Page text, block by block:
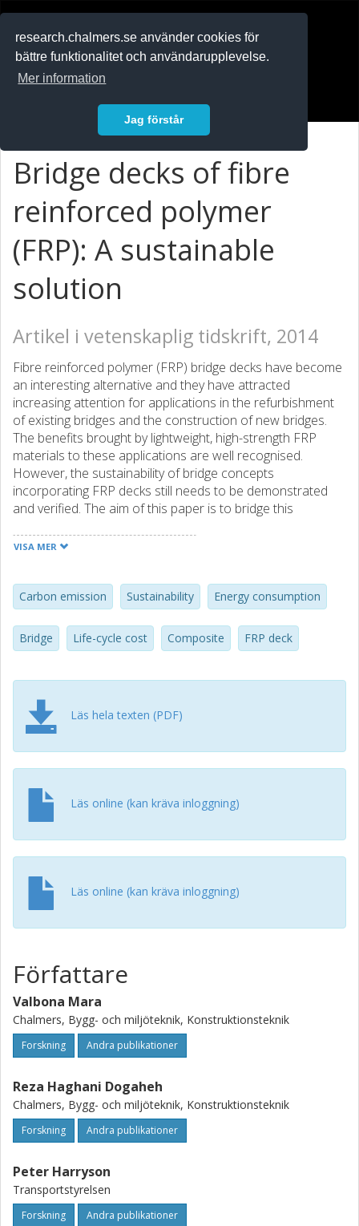
research.chalmers.se använder cookies för
bättre funktionalitet och användarupplevelse.
Mer information
Jag förstår
Bridge decks of fibre
reinforced polymer
(FRP): A sustainable
solution
Artikel i vetenskaplig tidskrift, 2014
Fibre reinforced polymer (FRP) bridge decks have become
an interesting alternative and they have attracted
increasing attention for applications in the refurbishment
of existing bridges and the construction of new bridges.
The benefits brought by lightweight, high-strength FRP
materials to these applications are well recognised.
However, the sustainability of bridge concepts
incorporating FRP decks still needs to be demonstrated
and verified. The aim of this paper is to bridge this
FRP solutions in comparison with traditional bridge
for this purpose. Two scenarios are studied and analysed;
the total replacement of the entire bridge superstructure
and the replacement of the concrete deck with a new deck
made of GFRP. The analyses prove that FRP decks
bridges and a reduced environmental impact.
VISA MER
Carbon emission Sustainability Energy consumption
Bridge Life-cycle cost Composite FRP deck
Läs hela texten (PDF)
Läs online (kan kräva inloggning)
Läs online (kan kräva inloggning)
Författare
Valbona Mara
Chalmers, Bygg- och miljöteknik, Konstruktionsteknik
Forskning Andra publikationer
Reza Haghani Dogaheh
Chalmers, Bygg- och miljöteknik, Konstruktionsteknik
Forskning Andra publikationer
Peter Harryson
Transportstyrelsen
Forskning Andra publikationer